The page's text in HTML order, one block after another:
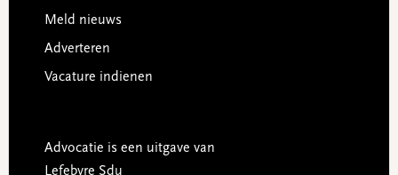
Meld nieuws
Adverteren
Vacature indienen
Advocatie is een uitgave van
Lefebvre Sdu